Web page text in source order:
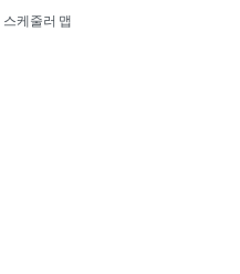
스케줄러 맵